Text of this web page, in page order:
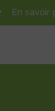
En savoir